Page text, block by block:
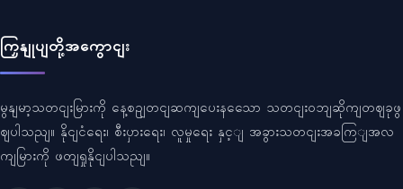
ကြှနျုပျတို့အကွောငျး
မွနျမာ့သတငျးမြားကို နေ့စဥျတငျဆကျပေးနသေော သတငျးဝဘျဆိုကျတဈခုဖွ
ဈပါသညျ။ နိုငျငံရေး၊ စီးပှားရေး၊ လူမှုရေး နှင့ျ အခွားသတငျးအခကြျအလ
ကျမြားကို ဖတျရှုနိုငျပါသညျ။